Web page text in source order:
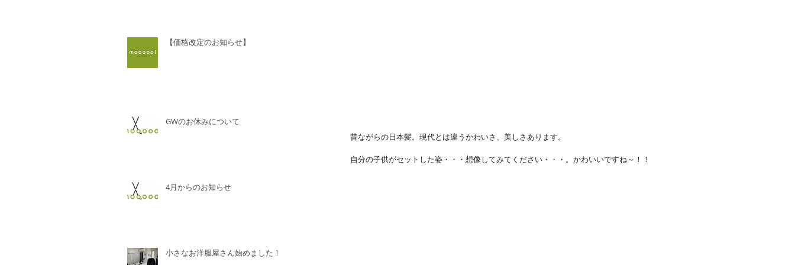
【価格改定のお知らせ】
GWのお休みについて
4月からのお知らせ
小さなお洋服屋さん始めました！！
昔ながらの日本髪。現代とは違うかわいさ、美しさあります。
自分の子供がセットした姿・・・想像してみてください・・・。かわいいですね～！！